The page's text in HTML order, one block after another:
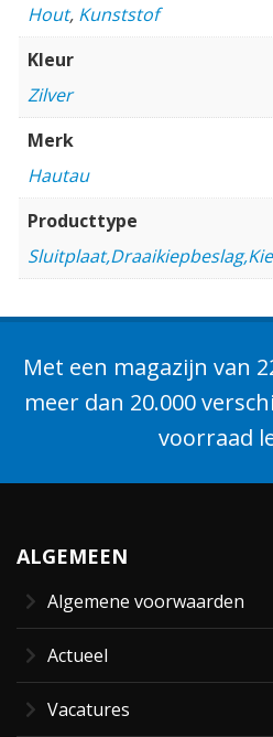
Hout, Kunststof
Kleur
Zilver
Merk
Hautau
Producttype
Met een magazijn van
meer dan 20.000
voorraad
ALGEMEEN
Algemene voorwaarden
Actueel
Vacatures